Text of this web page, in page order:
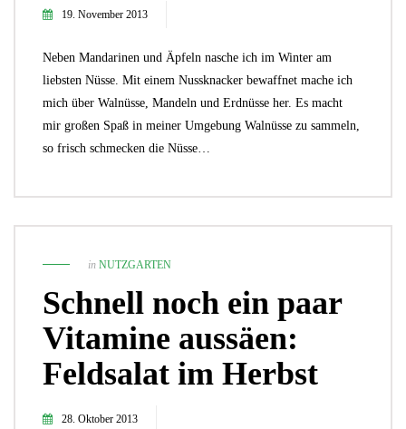
19. November 2013
Neben Mandarinen und Äpfeln nasche ich im Winter am
liebsten Nüsse. Mit einem Nussknacker bewaffnet mache ich
mich über Walnüsse, Mandeln und Erdnüsse her. Es macht
mir großen Spaß in meiner Umgebung Walnüsse zu sammeln,
so frisch schmecken die Nüsse…
in NUTZGARTEN
Schnell noch ein paar
Vitamine aussäen:
Feldsalat im Herbst
28. Oktober 2013